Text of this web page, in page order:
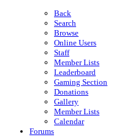
Back
Search
Browse
Online Users
Staff
Member Lists
Leaderboard
Gaming Section
Donations
Gallery
Member Lists
Calendar
Forums